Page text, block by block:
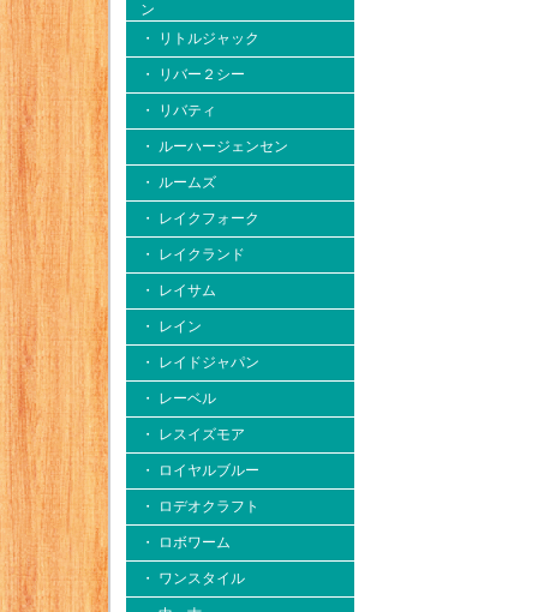
ン
・ リトルジャック
・ リバー２シー
・ リバティ
・ ルーハージェンセン
・ ルームズ
・ レイクフォーク
・ レイクランド
・ レイサム
・ レイン
・ レイドジャパン
・ レーベル
・ レスイズモア
・ ロイヤルブルー
・ ロデオクラフト
・ ロボワーム
・ ワンスタイル